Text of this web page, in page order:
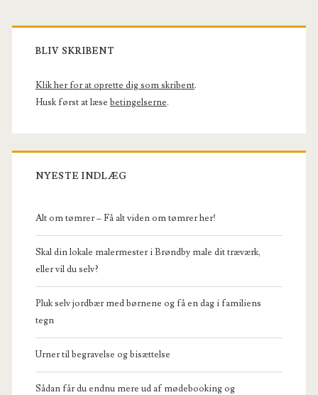
Primary
Sidebar
BLIV SKRIBENT
Klik her for at oprette dig som skribent.
Husk først at læse betingelserne.
NYESTE INDLÆG
Alt om tømrer – Få alt viden om tømrer her!
Skal din lokale malermester i Brøndby male dit træværk,
eller vil du selv?
Pluk selv jordbær med børnene og få en dag i familiens
tegn
Urner til begravelse og bisættelse
Sådan får du endnu mere ud af mødebooking og